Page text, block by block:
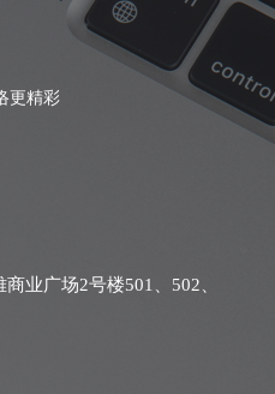
更精彩
业广场2号楼501、502、